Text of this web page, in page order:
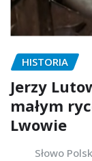
HISTORIA
Jerzy
małym
Lwowie
Słowo